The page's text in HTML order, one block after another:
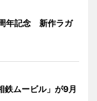
年記念 新作ラガ
鉄ムービル」が9月